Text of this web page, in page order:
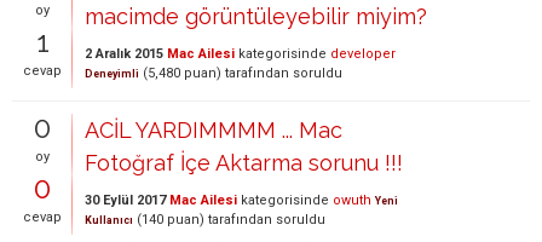
oy
1
cevap
macimde görüntüleyebilir miyim?
2 Aralık 2015 Mac Ailesi kategorisinde developer
Deneyimli (5,480 puan) tarafından soruldu
0
oy
0
cevap
ACİL YARDIMMMM ... Mac
Fotoğraf İçe Aktarma sorunu !!!
30 Eylül 2017 Mac Ailesi kategorisinde owuth Yeni
Kullanıcı (140 puan) tarafından soruldu